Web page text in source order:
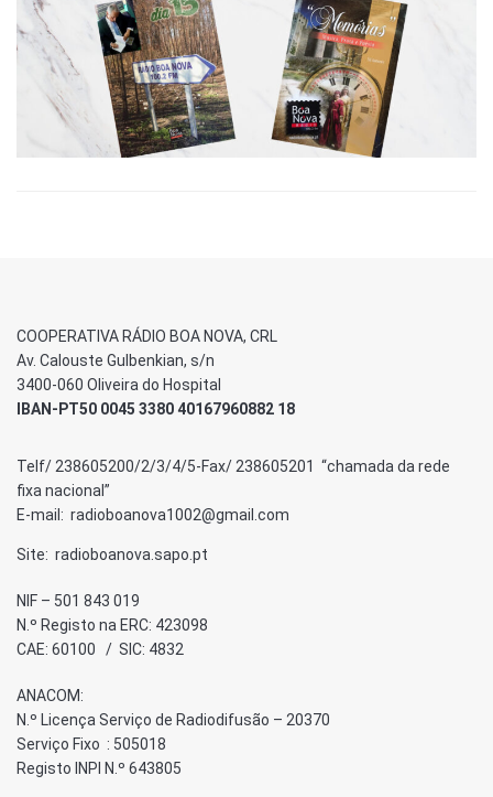
COOPERATIVA RÁDIO BOA NOVA, CRL
Av. Calouste Gulbenkian, s/n
3400-060 Oliveira do Hospital
IBAN-PT50 0045 3380 40167960882 18
Telf/ 238605200/2/3/4/5-Fax/ 238605201 “chamada da rede
fixa nacional”
E-mail: radioboanova1002@gmail.com
Site: radioboanova.sapo.pt
NIF – 501 843 019
N.º Registo na ERC: 423098
CAE: 60100 / SIC: 4832
ANACOM:
N.º Licença Serviço de Radiodifusão – 20370
Serviço Fixo : 505018
Registo INPI N.º 643805